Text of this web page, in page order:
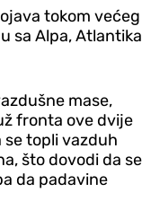
tokom većeg
sa Alpa, Atlantika
mase,
fronta ove dvije
se topli vazduh
što dovodi da se
da padavine